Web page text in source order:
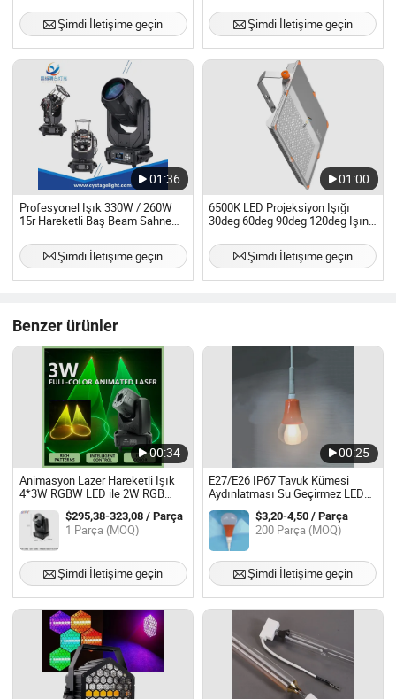
Şimdi İletişime geçin
Işık Şeridi
Şimdi İletişime geçin
01:36
Profesyonel Işık 330W / 260W
15r Hareketli Baş Beam Sahne
Şimdi İletişime geçin
01:00
6500K LED Projeksiyon Işığı
30deg 60deg 90deg 120deg Işın
140lm/W Süper Parlak
Profesyonel Işıklar
Şimdi İletişime geçin
Benzer ürünler
00:34
Animasyon Lazer Hareketli Işık
4*3W RGBW LED ile 2W RGB
Lazer Hareketli Sahne
Profesyonel Işık Arka Plan Işığı
$295,38-323,08 / Parça
1 Parça (MOQ)
Şimdi İletişime geçin
00:25
E27/E26 IP67 Tavuk Kümesi
Aydınlatması Su Geçirmez LED
Aydınlatma Kanatlı Hayvanlar için
Su Geçirmez Profesyonel Işık
$3,20-4,50 / Parça
200 Parça (MOQ)
Şimdi İletişime geçin